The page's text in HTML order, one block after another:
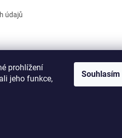
prohlížení
jeho funkce,
Souhlasím
údajů